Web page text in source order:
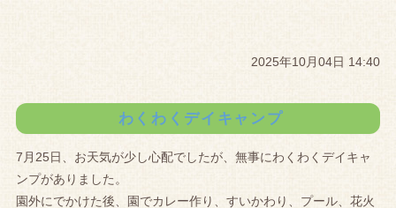
2025年10月04日 14:40
わくわくデイキャンプ
7月25日、お天気が少し心配でしたが、無事にわくわくデイキャ
ンプがありました。
園外にでかけた後、園でカレー作り、すいかわり、プール、花火